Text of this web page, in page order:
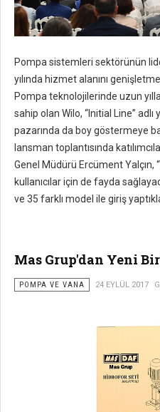
Pompa sistemleri sektörünün
yılında hizmet alanını
Pompa teknolojilerinde uzun
sahip olan Wilo, “Initial Line”
pazarında da boy göstermeye
lansman toplantısında
Genel Müdürü Ercüment Yalçın,
kullanıcılar için de fayda
ve 35 farklı model ile giriş
Mas Grup'dan Yeni
POMPA VE VANA 24 EYLÜL 2017